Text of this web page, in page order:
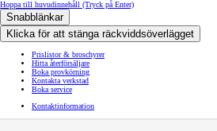
Hoppa till huvudinnehåll (Tryck på Enter)
Snabblänkar
Klicka för att stänga räckviddsöverlägget
Prislistor & broschyrer
Hitta återförsäljare
Boka provkörning
Kontakta verkstad
Boka service
Kontaktinformation